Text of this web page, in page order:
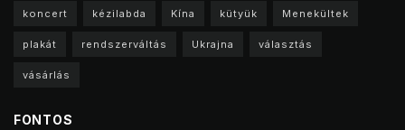
koncert kézilabda Kína kütyük Menekültek
plakát rendszerváltás Ukrajna választás
vásárlás
FONTOS